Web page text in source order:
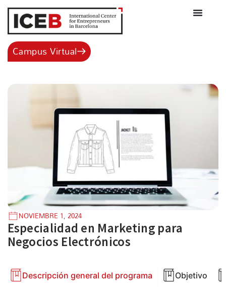
contenido
Campus Virtual
NOVIEMBRE 1, 2024
Especialidad en Marketing para
Negocios Electrónicos
Descripción general del programa Objetivo